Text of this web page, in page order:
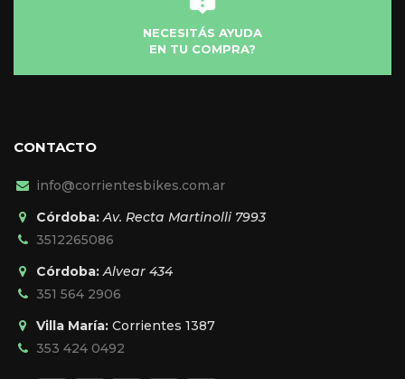
NECESITÁS AYUDA
EN TU COMPRA?
CONTACTO
info@corrientesbikes.com.ar
Córdoba:Av. Recta Martinolli 7993
3512265086
Córdoba:Alvear 434
351 564 2906
Villa María: Corrientes 1387
353 424 0492